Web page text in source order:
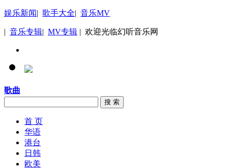
娱乐新闻| 歌手大全| 音乐MV
| 音乐专辑| MV专辑 | 欢迎光临幻听音乐网
歌曲
搜 索
首 页
华语
港台
日韩
欧美